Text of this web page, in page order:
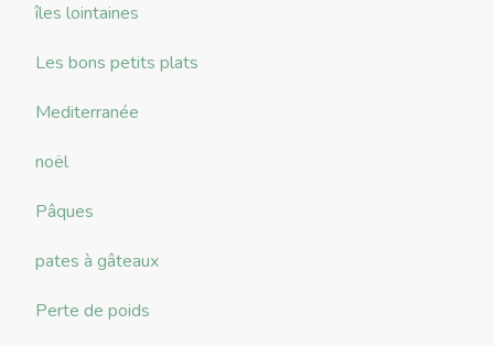
îles lointaines
Les bons petits plats
Mediterranée
noël
Pâques
pates à gâteaux
Perte de poids